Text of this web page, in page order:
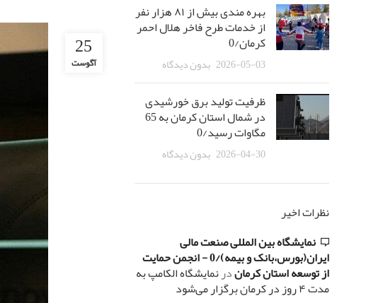
25
آگوست
بهره مندی بیش از ٨١ هزار نفر
از خدمات طرح فاخر هلال احمر
کرمان/0
2026-05-03 بدون دیدگاه
ظرفیت تولید برق خورشیدی
در شمال استان کرمان به 65
مگاوات رسید/0
2026-04-30 بدون دیدگاه
نظرات اخیر
نمایشگاه بین المللی صنعت مالی
ایران(بورس،بانک و بیمه)/0 - انجمن حمایت
از توسعه استان کرماندرنمایشگاه الکامپ به
مدت ۴ روز در کرمان برگزار می‌شود